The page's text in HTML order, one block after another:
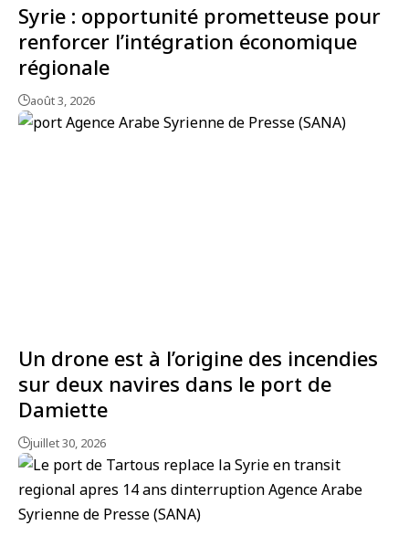
Syrie : opportunité prometteuse pour
renforcer l’intégration économique
régionale
août 3, 2026
Un drone est à l’origine des incendies
sur deux navires dans le port de
Damiette
juillet 30, 2026